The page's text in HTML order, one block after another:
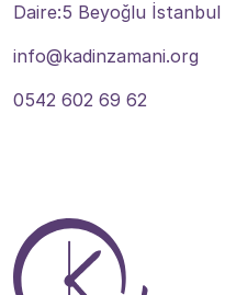
Daire:5 Beyoğlu İstanbul
info@kadinzamani.org
0542 602 69 62